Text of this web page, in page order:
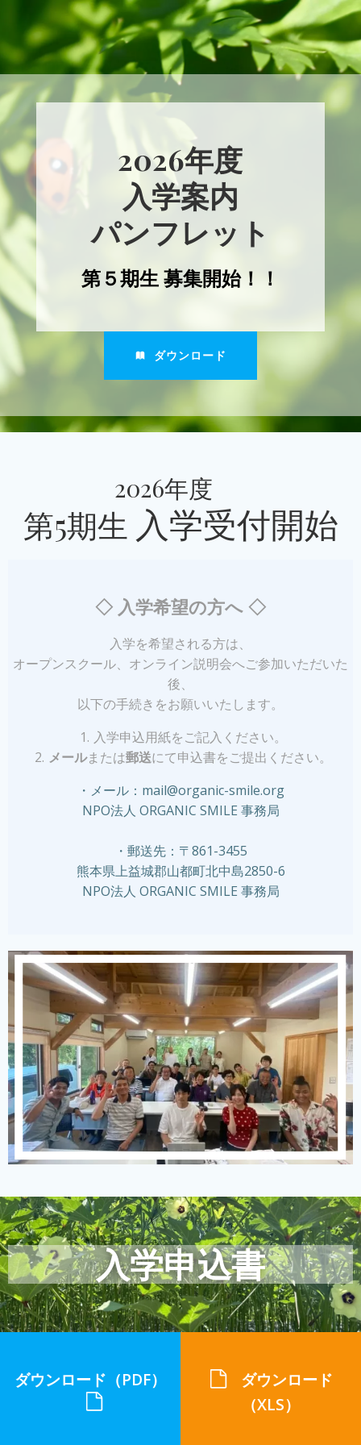
コ
ン
テ
ン
ツ
へ
キ
ッ
プ
2026年度
入学案内
パンフレット
第５期生 募集開始！！
ダウンロード
2026年度
第5期生 入学受付開始
◇ 入学希望の方へ ◇
入学を希望される方は、
オープンスクール、オンライン説明会へご参加いただいた
後、
以下の手続きをお願いいたします。
入学申込用紙をご記入ください。
メールまたは郵送にて申込書をご提出ください。
・メール： mail@organic-smile.org
NPO法人 ORGANIC SMILE 事務局
・郵送先： 〒861-3455
熊本県上益城郡山都町北中島2850-6
NPO法人 ORGANIC SMILE 事務局
入学申込書
ダウンロード（PDF）
ダウンロード
（XLS）